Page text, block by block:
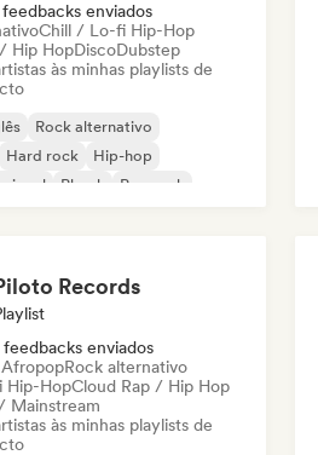
enviados
Chill / Lo-fi Hip-Hop
Hip HopDiscoDubstep
às minhas playlists de
Rock alternativo
Hard rock
Hip-hop
Phonk Pop rock
Records
enviados
Rock alternativo
Hip-HopCloud Rap / Hip Hop
Mainstream
às minhas playlists de